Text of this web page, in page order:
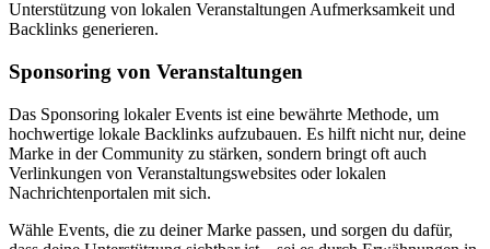
Unterstützung von lokalen Veranstaltungen Aufmerksamkeit und
Backlinks generieren.
Sponsoring von Veranstaltungen
Das Sponsoring lokaler Events ist eine bewährte Methode, um
hochwertige lokale Backlinks aufzubauen. Es hilft nicht nur, deine
Marke in der Community zu stärken, sondern bringt oft auch
Verlinkungen von Veranstaltungswebsites oder lokalen
Nachrichtenportalen mit sich.
Wähle Events, die zu deiner Marke passen, und sorgen du dafür,